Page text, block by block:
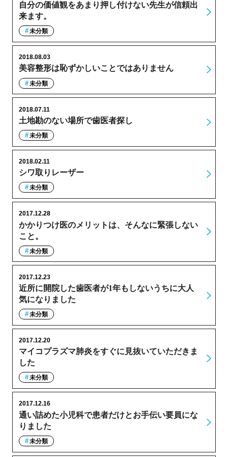
自分の価値観をあまり押し付けない先生が信頼出
来ます。
未分類
美容整形は恥ずかしいことではありません
2018.08.03
未分類
土地勘のない場所で歯医者探し
2018.07.11
未分類
シワ取りレーザー
2018.02.11
未分類
かかりつけ医のメリットは、そんなに緊張しない
こと。
2017.12.28
未分類
近所に開院した歯医者が1年もしないうちに大人
気になりました
2017.12.23
未分類
マイコプラズマ肺炎をすぐに見抜いていただきま
した
2017.12.20
未分類
通い詰めた小児科で患者だけとお手伝い要員にな
りました
2017.12.16
未分類